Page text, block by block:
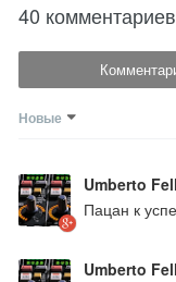
40 комментариев
Новые
Umberto
Пацан к
Umberto